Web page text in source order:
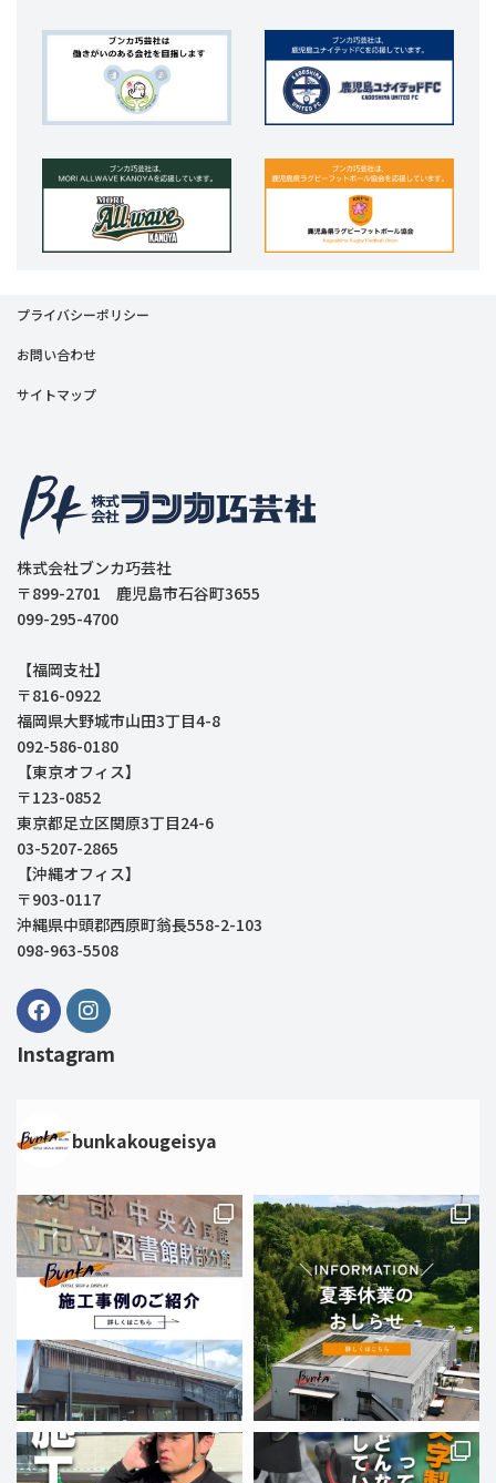
プライバシーポリシー
お問い合わせ
サイトマップ
株式会社ブンカ巧芸社
〒899-2701 鹿児島市石谷町3655
099-295-4700
【福岡支社】
〒816-0922
福岡県大野城市山田3丁目4-8
092-586-0180
【東京オフィス】
〒123-0852
東京都足立区関原3丁目24-6
03-5207-2865
【沖縄オフィス】
〒903-0117
沖縄県中頭郡西原町翁長558-2-103
098-963-5508
Instagram
bunkakougeisya